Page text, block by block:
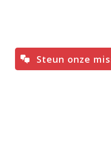
Steun onze